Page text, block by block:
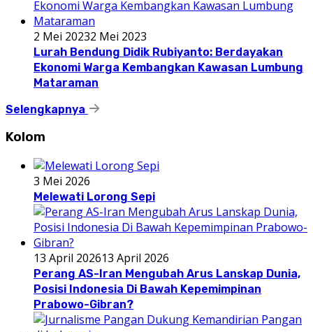
2 Mei 20232 Mei 2023
Lurah Bendung Didik Rubiyanto: Berdayakan
Ekonomi Warga Kembangkan Kawasan Lumbung
Mataraman
Selengkapnya
Kolom
3 Mei 2026
Melewati Lorong Sepi
13 April 202613 April 2026
Perang AS-Iran Mengubah Arus Lanskap Dunia,
Posisi Indonesia Di Bawah Kepemimpinan
Prabowo-Gibran?